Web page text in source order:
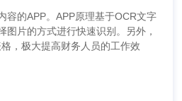
容的APP。APP原理基于OCR文字
图片的方式进行快速识别。另外，
，极大提高财务人员的工作效